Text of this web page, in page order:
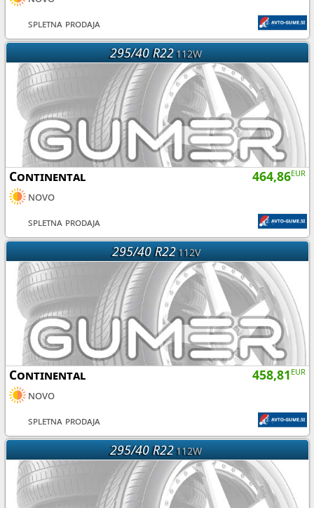
spletna prodaja
295/40 R22112W
464,86EUR
Continental
novo
spletna prodaja
295/40 R22112V
458,81 EUR
Continental
novo
spletna prodaja
295/40 R22112W